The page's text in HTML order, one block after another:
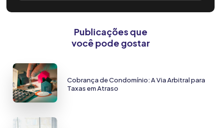
Publicações que
você pode gostar
Cobrança de Condomínio: A Via Arbitral para
Taxas em Atraso